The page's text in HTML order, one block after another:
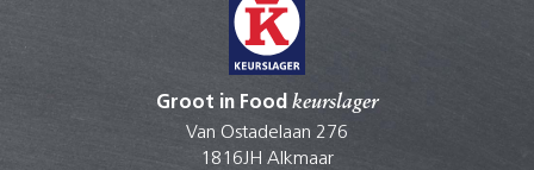
Groot in Food keurslager
Van Ostadelaan 276
1816JH Alkmaar